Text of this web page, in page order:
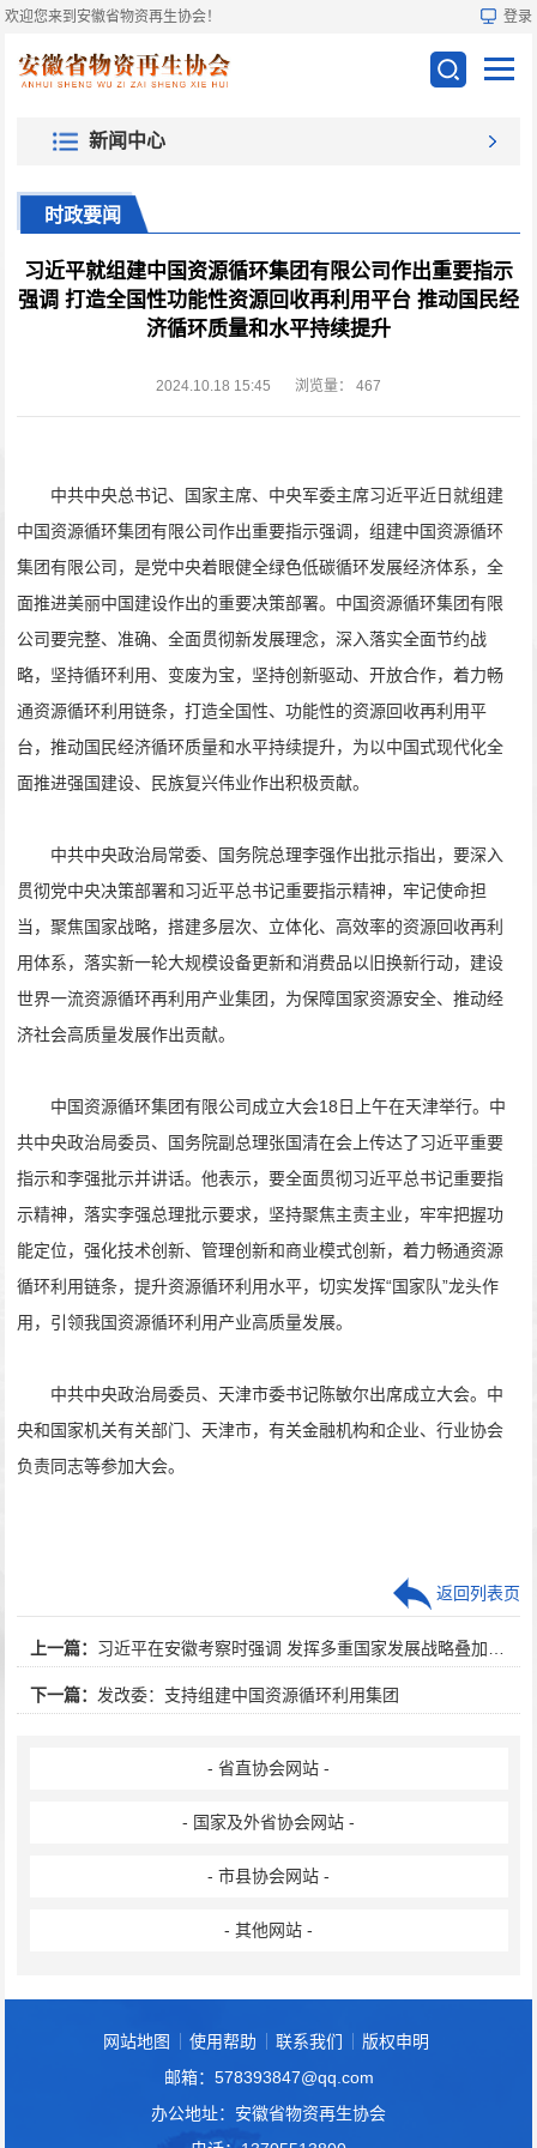
欢迎您来到安徽省物资再生协会！ 登录
新闻中心
时政要闻
习近平就组建中国资源循环集团有限公司作出重要指示
强调 打造全国性功能性资源回收再利用平台 推动国民经
济循环质量和水平持续提升
2024.10.18 15:45 浏览量： 467
中共中央总书记、国家主席、中央军委主席习近平近日就组建
中国资源循环集团有限公司作出重要指示强调，组建中国资源循环
集团有限公司，是党中央着眼健全绿色低碳循环发展经济体系，全
面推进美丽中国建设作出的重要决策部署。中国资源循环集团有限
公司要完整、准确、全面贯彻新发展理念，深入落实全面节约战
略，坚持循环利用、变废为宝，坚持创新驱动、开放合作，着力畅
通资源循环利用链条，打造全国性、功能性的资源回收再利用平
台，推动国民经济循环质量和水平持续提升，为以中国式现代化全
面推进强国建设、民族复兴伟业作出积极贡献。
中共中央政治局常委、国务院总理李强作出批示指出，要深入
贯彻党中央决策部署和习近平总书记重要指示精神，牢记使命担
当，聚焦国家战略，搭建多层次、立体化、高效率的资源回收再利
用体系，落实新一轮大规模设备更新和消费品以旧换新行动，建设
世界一流资源循环再利用产业集团，为保障国家资源安全、推动经
济社会高质量发展作出贡献。
中国资源循环集团有限公司成立大会18日上午在天津举行。中
共中央政治局委员、国务院副总理张国清在会上传达了习近平重要
指示和李强批示并讲话。他表示，要全面贯彻习近平总书记重要指
示精神，落实李强总理批示要求，坚持聚焦主责主业，牢牢把握功
能定位，强化技术创新、管理创新和商业模式创新，着力畅通资源
循环利用链条，提升资源循环利用水平，切实发挥“国家队”龙头作
用，引领我国资源循环利用产业高质量发展。
中共中央政治局委员、天津市委书记陈敏尔出席成立大会。中
央和国家机关有关部门、天津市，有关金融机构和企业、行业协会
负责同志等参加大会。
上一篇： 习近平在安徽考察时强调 发挥多重国家发展战略叠加优势 奋力谱写中国式现代化安徽篇章
下一篇： 发改委：支持组建中国资源循环利用集团
返回列表页
- 省直协会网站 -
- 国家及外省协会网站 -
- 市县协会网站 -
- 其他网站 -
网站地图 使用帮助 联系我们
版权申明
邮箱：578393847@qq.com
办公地址：安徽省物资再生协会